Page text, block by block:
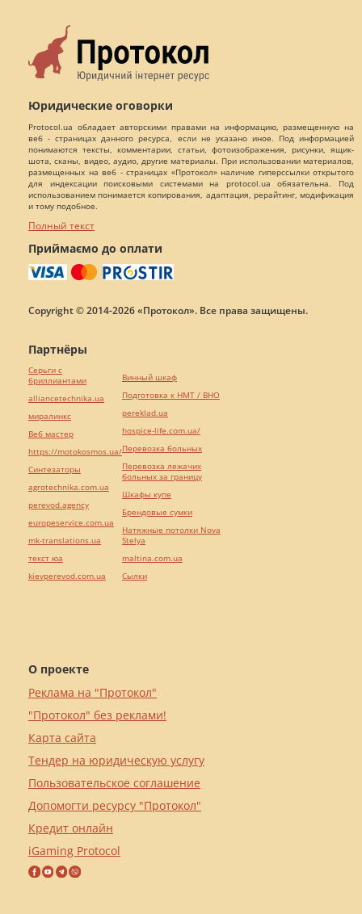
Юридические оговорки
Protocol.ua обладает авторскими правами на информацию, размещенную на
веб - страницах данного ресурса, если не указано иное. Под информацией
понимаются тексты, комментарии, статьи, фотоизображения, рисунки, ящик-
шота, сканы, видео, аудио, другие материалы. При использовании материалов,
размещенных на веб - страницах «Протокол» наличие гиперссылки открытого
для индексации поисковыми системами на protocol.ua обязательна. Под
использованием понимается копирования, адаптация, рерайтинг, модификация
и тому подобное.
Полный текст
Приймаємо до оплати
Copyright © 2014-2026 «Протокол». Все права защищены.
О проекте
Реклама на "Протокол"
"Протокол" без реклами!
Карта сайта
Тендер на юридическую услугу
Пользовательское соглашение
Допомогти ресурсу "Протокол"
Кредит онлайн
iGaming Protocol
Партнёры
Серьги с
бриллиантами
alliancetechnika.ua
миралинкс
Веб мастер
https://motokosmos.ua/
Синтезаторы
agrotechnika.com.ua
perevod.agency
europeservice.com.ua
mk-translations.ua
текст юа
kievperevod.com.ua
Винный шкаф
Подготовка к НМТ / ВНО
pereklad.ua
hospice-life.com.ua/
Перевозка больных
Перевозка лежачих
больных за границу
Шкафы купе
Брендовые сумки
Натяжные потолки Nova
Stelya
maltina.com.ua
Cылки